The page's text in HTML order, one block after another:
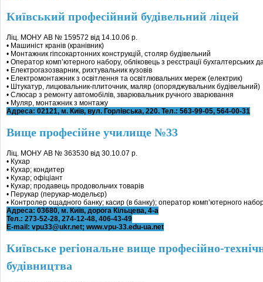
Київський професійний будівельний ліцей
Ліц. МОНУ АВ № 159572 від 14.10.06 р.
• Машиніст кранів (кранівник)
• Монтажник гіпсокартонних конструкцій, столяр будівельний
• Оператор комп’ютерного набору, обліковець з реєстрації бухгалтерських
• Електрогазозварник, рихтувальник кузовів
• Електромонтажник з освітлення та освітлювальних мереж (електрик)
• Штукатур, лицювальник-плиточник, маляр (опоряджувальник будівельний)
• Слюсар з ремонту автомобілів, зварювальник ручного зварювання
• Муляр, монтажник з монтажу
Адреса: 02121, м. Київ, вул. Горлівська, 220. Тел.: 563-99-05, 564-00-31
Вище професійне училище №33
Ліц. МОНУ АВ № 363530 від 30.10.07 р.
• Кухар
• Кухар; кондитер
• Кухар; офіціант
• Кухар; продавець продовольчих товарів
• Перукар (перукар-модельєр)
• Контролер ощадного банку; касир (в банку); оператор комп’ютерного
Адреса: 03680, м. Київ, дорога Кільцева, 4-а
Тел.: 273-52-28, 274-12-48, 406-43-49
E-mail: vpu33@ukr.net; www.vpu-33.edu-ua.net
Київське регіональне вище професійно-
будівництва